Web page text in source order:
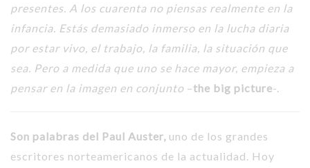
presentes. A los cuarenta no piensas realmente en la
infancia. Estás demasiado inmerso en la lucha diaria
por estar vivo, el trabajo, la familia, la situación que
sea. Pero a medida que uno se hace mayor, empieza a
pensar en la imagen en conjunto –the big picture-.
Son palabras del Paul Auster, uno de los grandes
escritores norteamericanos de la actualidad. Hoy